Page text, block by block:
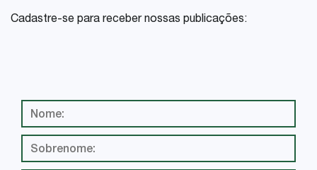
Cadastre-se para receber nossas publicações: